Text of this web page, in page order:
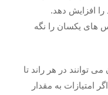
را افزایش دهد.
های یکسان را نگه
می‌ توانند در هر راند تا
پرتاب کنند. در پایان 10 دور، اگر امتیازات به مقدار